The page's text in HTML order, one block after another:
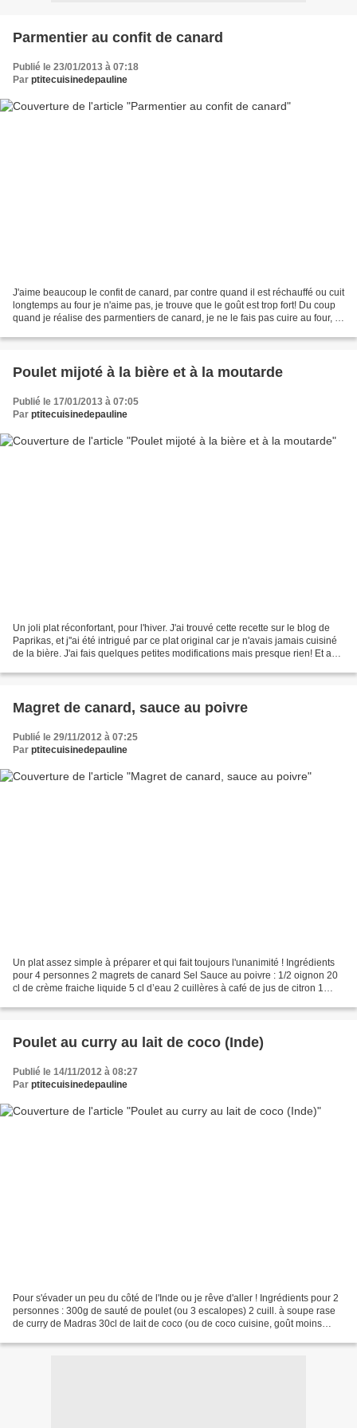
Parmentier au confit de canard
Publié le 23/01/2013 à 07:18
Par ptitecuisinedepauline
J'aime beaucoup le confit de canard, par contre quand il est réchauffé ou cuit
longtemps au four je n'aime pas, je trouve que le goût est trop fort! Du coup
quand je réalise des parmentiers de canard, je ne le fais pas cuire au four, je
Poulet mijoté à la bière et à la moutarde
Publié le 17/01/2013 à 07:05
Par ptitecuisinedepauline
Un joli plat réconfortant, pour l'hiver. J'ai trouvé cette recette sur le blog de
Paprikas, et j''ai été intrigué par ce plat original car je n'avais jamais cuisiné
de la bière. J'ai fais quelques petites modifications mais presque rien! Et au
Magret de canard, sauce au poivre
Publié le 29/11/2012 à 07:25
Par ptitecuisinedepauline
Un plat assez simple à préparer et qui fait toujours l'unanimité ! Ingrédients
pour 4 personnes 2 magrets de canard Sel Sauce au poivre : 1/2 oignon 20
cl de crème fraiche liquide 5 cl d’eau 2 cuillères à café de jus de citron 1
Poulet au curry au lait de coco (Inde)
Publié le 14/11/2012 à 08:27
Par ptitecuisinedepauline
Pour s'évader un peu du côté de l'Inde ou je rêve d'aller ! Ingrédients pour 2
personnes : 300g de sauté de poulet (ou 3 escalopes) 2 cuill. à soupe rase
de curry de Madras 30cl de lait de coco (ou de coco cuisine, goût moins